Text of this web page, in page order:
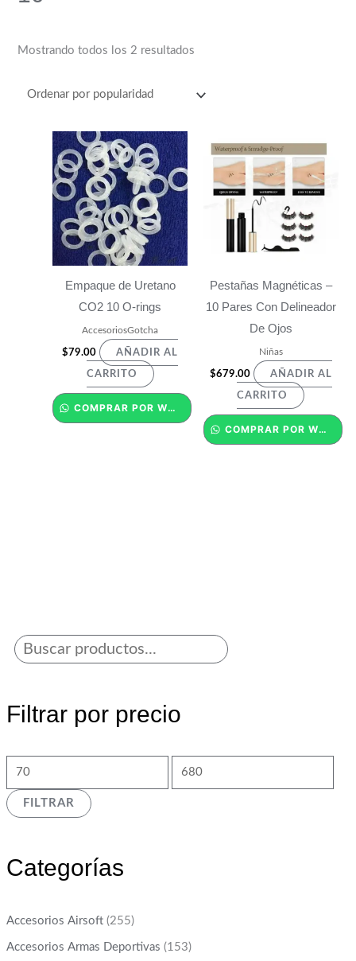
Filtrar por precio
FILTRAR
Categorías
Accesorios Airsoft (255)
Accesorios Armas Deportivas (153)
Mostrando todos los 2 resultados
Empaque de Uretano
CO2 10 O-rings
AccesoriosGotcha
$79.00 AÑADIR AL
CARRITO
COMPRAR POR WHATSAPP
Pestañas Magnéticas –
10 Pares Con Delineador
De Ojos
Niñas
$679.00 AÑADIR AL
CARRITO
COMPRAR POR WHATSAPP